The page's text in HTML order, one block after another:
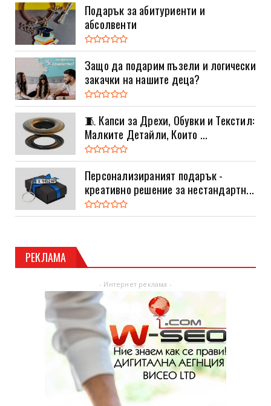
Подарък за абитуриенти и
абсолвенти
Защо да подарим пъзели и логически
закачки на нашите деца?
🧵 Капси за Дрехи, Обувки и Текстил:
Малките Детайли, Които ...
Персонализираният подарък -
креативно решение за нестандартн...
РЕКЛАМА
- Интернет реклама -